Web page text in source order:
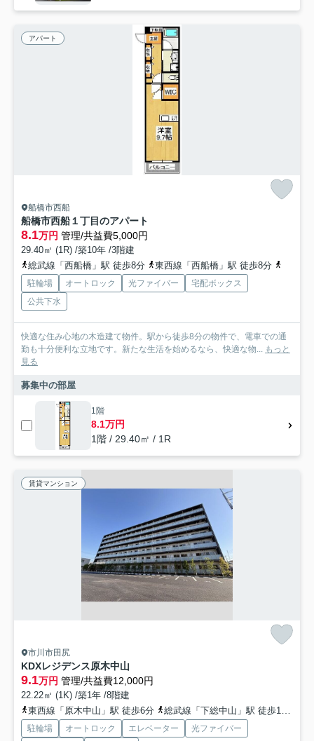
アパート
船橋市西船
船橋市西船１丁目のアパート
8.1万円 管理/共益費5,000円
29.40㎡ (1R) /築10年 /3階建
総武線「西船橋」駅 徒歩8分
東西線「西船橋」駅 徒歩8分
駐輪場 オートロック 光ファイバー
宅配ボックス
公共下水
快適な住み心地の木造建て物件。駅から徒歩8分の物件で、電車での通
勤も十分便利な立地です。新たな生活を始めるなら、快適な物... もっと
見る
募集中の部屋
1階
8.1万円
1階 / 29.40㎡ / 1R
賃貸マンション
市川市田尻
KDXレジデンス原木中山
9.1万円 管理/共益費12,000円
22.22㎡ (1K) /築1年 /8階建
東西線「原木中山」駅 徒歩6分
総武線「下総中山」駅 徒歩19分
駐輪場 オートロック エレベーター
光ファイバー